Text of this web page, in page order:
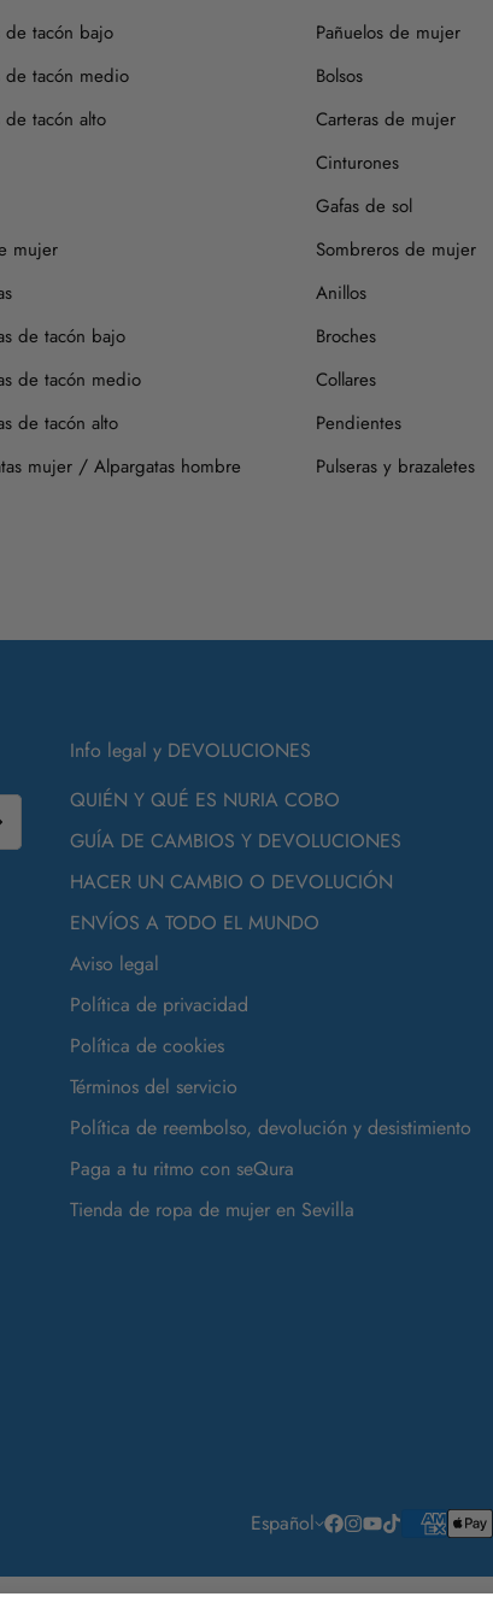
de tacón bajo
de tacón medio
de tacón alto
mujer
de tacón bajo
de tacón medio
de tacón alto
mujer / Alpargatas hombre
Pañuelos de mujer
Bolsos
Carteras de mujer
Cinturones
Gafas de sol
Sombreros de mujer
Anillos
Broches
Collares
Pendientes
Pulseras y brazaletes
Info legal y DEVOLUCIONES
QUIÉN Y QUÉ ES NURIA COBO
GUÍA DE CAMBIOS Y DEVOLUCIONES
HACER UN CAMBIO O DEVOLUCIÓN
ENVÍOS A TODO EL MUNDO
Aviso legal
Política de privacidad
Política de cookies
Términos del servicio
Política de reembolso, devolución y desistimiento
Paga a tu ritmo con seQura
Tienda de ropa de mujer en Sevilla
Español